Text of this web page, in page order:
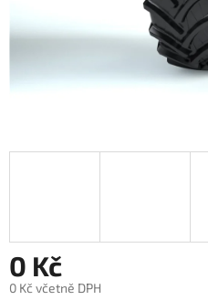
0 Kč
0 Kč včetně DPH